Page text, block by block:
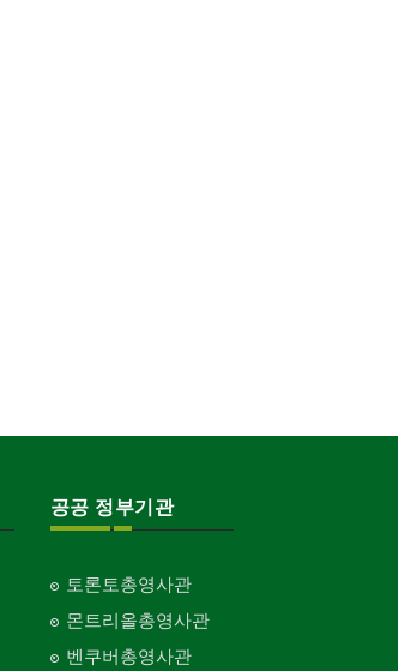
공공 정부기관
토론토총영사관
몬트리올총영사관
벤쿠버총영사관